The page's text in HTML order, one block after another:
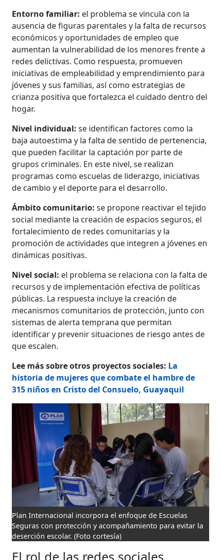
Entorno familiar: el problema se vincula con la
ausencia de figuras parentales y la falta de recursos
económicos y oportunidades de empleo que
aumentan la vulnerabilidad de los menores frente a
redes delictivas. Como respuesta, promueven
iniciativas de empleabilidad y emprendimiento para
jóvenes y sus familias, así como estrategias de
crianza positiva que fortalezca el cuidado dentro del
hogar.
Nivel individual: se identifican factores como la
baja autoestima y la falta de sentido de pertenencia,
que pueden facilitar la captación por parte de
grupos criminales. En este nivel, se realizan
programas como escuelas de liderazgo, iniciativas
de cambio y el deporte para el desarrollo.
Ámbito comunitario:se propone reactivar el tejido
social mediante la creación de espacios seguros, el
fortalecimiento de redes comunitarias y la
promoción de actividades que integren a jóvenes en
dinámicas positivas.
Nivel social: el problema se relaciona con la falta de
recursos y de implementación efectiva de políticas
públicas. La respuesta incluye la creación de
mecanismos comunitarios de protección, junto con
sistemas de alerta temprana que permitan
identificar y prevenir situaciones de riesgo antes de
que escalen.
Lee más sobre otros proyectos sociales: La
historia de mujeres que combate el hambre de
315 niños en Cristo del Consuelo, Guayaquil
Plan Internacional incorpora el enfoque de Escuelas
Seguras con protección y acompañamiento para evitar la
deserción escolar. (Foto cortesía)
El rol de las redes sociales